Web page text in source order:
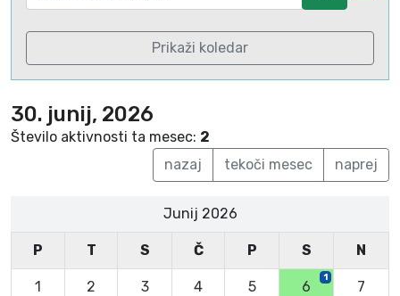
Prikaži koledar
30. junij, 2026
Število aktivnosti ta mesec: 2
nazaj
tekoči mesec naprej
Junij 2026
P T S Č P S N
1 2 3 4 5 6
1
7